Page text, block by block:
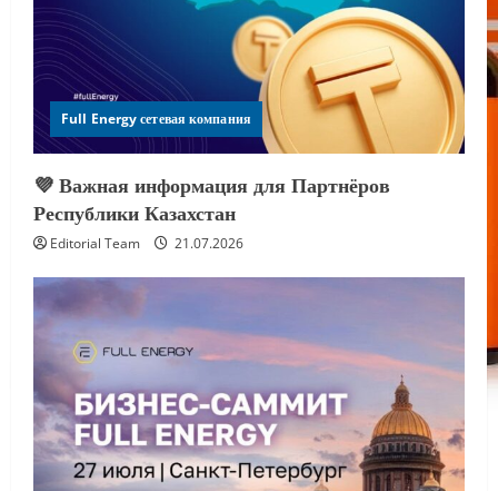
Full Energy сетевая компания
💜 Важная информация для Партнёров
Республики Казахстан
Editorial Team 21.07.2026